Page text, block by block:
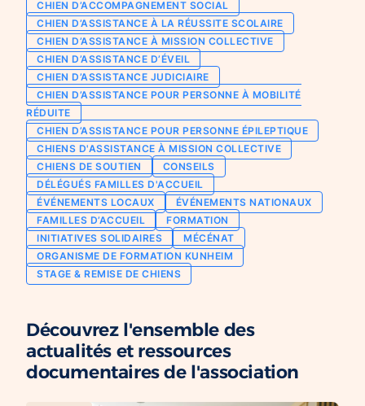
Chien d’assistance pour personne
épileptique
CHIENS À MISSION COLLECTIVE
Chien d’assistance d’accompagnement
social
Chien d’assistance à la réussite scolaire
Chien d’assistance judiciaire
Je deviens mécène ou partenaire
Ils nous soutiennent
Je m’engage / j’engage mes collaborateurs
Je lance une collecte
J’engage mes clients
CHIEN D’ACCOMPAGNEMENT SOCIAL
CHIEN D’ASSISTANCE À LA RÉUSSITE SCOLAIRE
CHIEN D’ASSISTANCE À MISSION COLLECTIVE
CHIEN D’ASSISTANCE D’ÉVEIL
CHIEN D’ASSISTANCE JUDICIAIRE
CHIEN D’ASSISTANCE POUR PERSONNE À MOBILITÉ
RÉDUITE
CHIEN D’ASSISTANCE POUR PERSONNE ÉPILEPTIQUE
CHIENS D'ASSISTANCE À MISSION COLLECTIVE
CHIENS DE SOUTIEN
CONSEILS
DÉLÉGUÉS FAMILLES D'ACCUEIL
ÉVÉNEMENTS LOCAUX
ÉVÉNEMENTS NATIONAUX
FAMILLES D’ACCUEIL
FORMATION
INITIATIVES SOLIDAIRES
MÉCÉNAT
ORGANISME DE FORMATION KUNHEIM
STAGE & REMISE DE CHIENS
Découvrez l'ensemble des
actualités et ressources
documentaires de l'association